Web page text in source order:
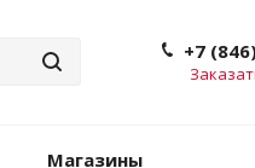
+7
Магазины